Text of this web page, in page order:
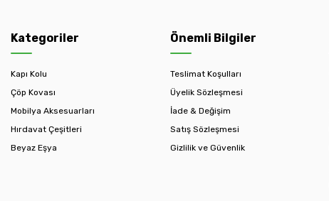
Kategoriler
Kapı Kolu
Çöp Kovası
Mobilya Aksesuarları
Hırdavat Çeşitleri
Beyaz Eşya
Önemli Bilgiler
Teslimat Koşulları
Üyelik Sözleşmesi
İade & Değişim
Satış Sözleşmesi
Gizlilik ve Güvenlik